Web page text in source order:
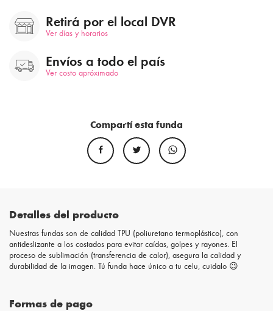
Retirá por el local DVR
Ver días y horarios
Envíos a todo el país
Ver costo apróximado
Compartí esta funda
Detalles del producto
Nuestras fundas son de calidad TPU (poliuretano termoplástico), con
antideslizante a los costados para evitar caídas, golpes y rayones. El
proceso de sublimación (transferencia de calor), asegura la calidad y
durabilidad de la imagen. Tú funda hace único a tu celu, cuidalo 😉
Formas de pago